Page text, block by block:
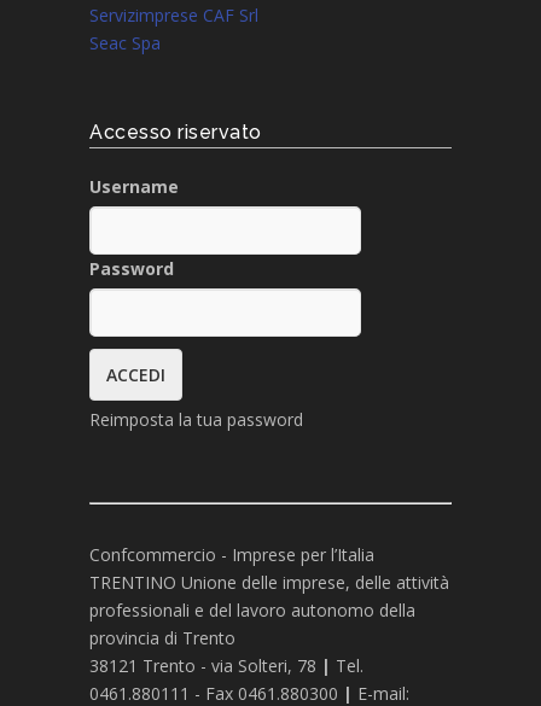
Servizimprese CAF Srl
Seac Spa
Accesso riservato
Username
Password
Reimposta la tua password
Confcommercio - Imprese per l’Italia
TRENTINO Unione delle imprese, delle attività
professionali e del lavoro autonomo della
provincia di Trento
38121 Trento - via Solteri, 78 | Tel.
0461.880111 - Fax 0461.880300 | E-mail: